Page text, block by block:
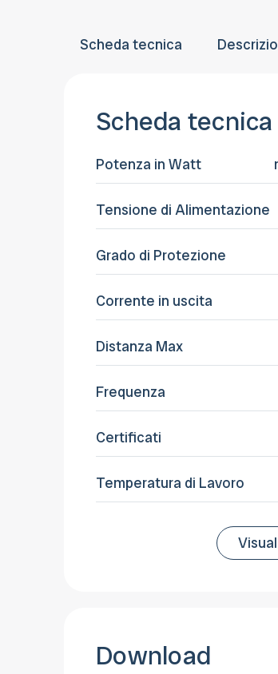
Scheda tecnica
Scheda tecnica
Potenza in Watt
Tensione di Alimentazione
Grado di Protezione
Corrente in uscita
Distanza Max
Frequenza
Certificati
Temperatura di Lavoro
Download